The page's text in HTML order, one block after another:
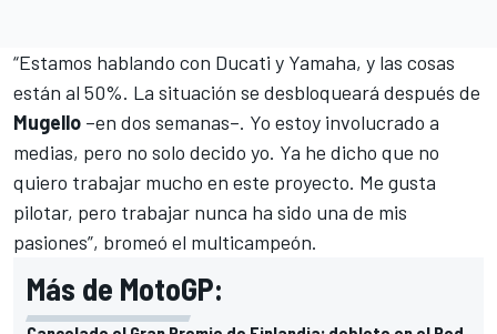
“Estamos hablando con Ducati y Yamaha, y las cosas
están al 50%. La situación se desbloqueará después de
Mugello –en dos semanas–. Yo estoy involucrado a
medias, pero no solo decido yo. Ya he dicho que no
quiero trabajar mucho en este proyecto. Me gusta
pilotar, pero trabajar nunca ha sido una de mis
pasiones”, bromeó el multicampeón.
Más de MotoGP: